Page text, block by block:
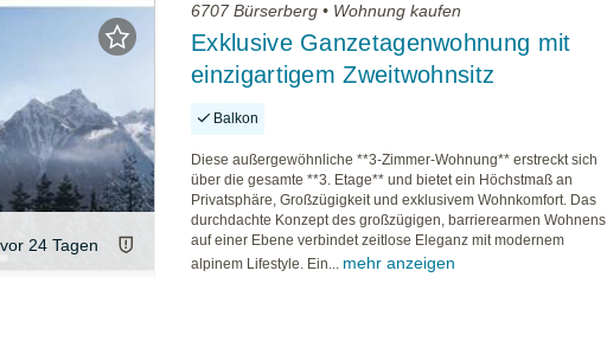
vor 24 Tagen
6707 Bürserberg • Wohnung kaufen
Exklusive Ganzetagenwohnung mit
einzigartigem Zweitwohnsitz
Balkon
Diese außergewöhnliche **3-Zimmer-Wohnung** erstreckt sich
über die gesamte **3. Etage** und bietet ein Höchstmaß an
Privatsphäre, Großzügigkeit und exklusivem Wohnkomfort. Das
durchdachte Konzept des großzügigen, barrierearmen Wohnens
auf einer Ebene verbindet zeitlose Eleganz mit modernem
alpinem Lifestyle. Ein... mehr anzeigen